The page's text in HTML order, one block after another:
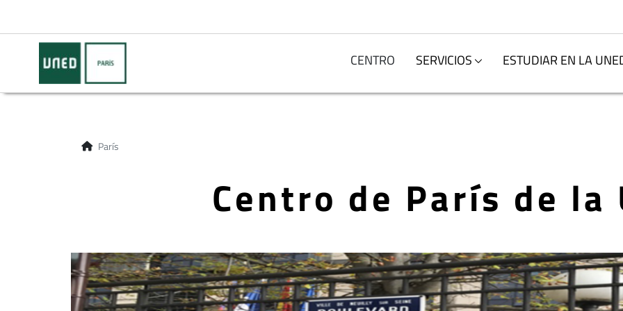
CENTRO SERVICIOS ESTUDIAR EN LA
París
Centro de París de la